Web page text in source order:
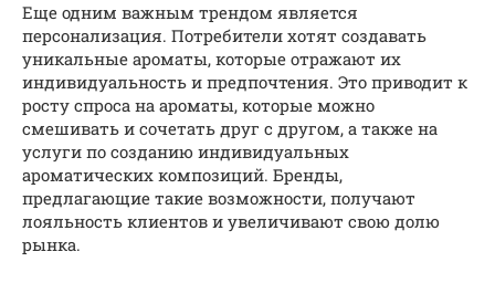
Еще одним важным трендом является
персонализация. Потребители хотят создавать
уникальные ароматы, которые отражают их
индивидуальность и предпочтения. Это приводит к
росту спроса на ароматы, которые можно
смешивать и сочетать друг с другом, а также на
услуги по созданию индивидуальных
ароматических композиций. Бренды,
предлагающие такие возможности, получают
лояльность клиентов и увеличивают свою долю
рынка.